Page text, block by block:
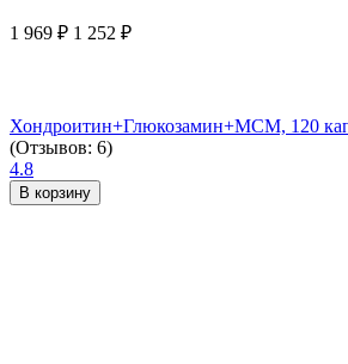
1 969 ₽ 1 252 ₽
Хондроитин+Глюкозамин+МСМ, 120
(Отзывов: 6)
4.8
В корзину